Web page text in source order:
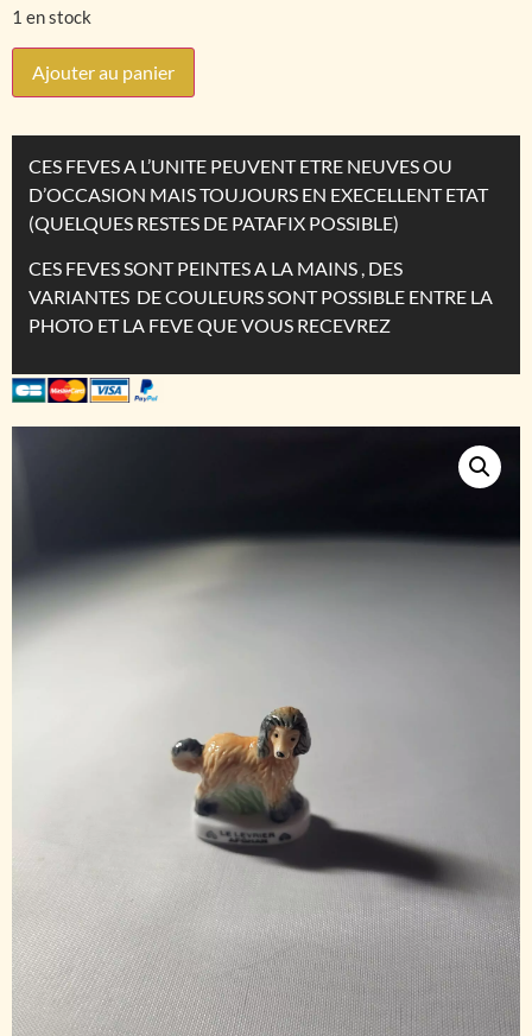
1 en stock
Ajouter au panier
CES FEVES A L’UNITE PEUVENT ETRE NEUVES OU
D’OCCASION MAIS TOUJOURS EN EXECELLENT ETAT
(QUELQUES RESTES DE PATAFIX POSSIBLE)
CES FEVES SONT PEINTES A LA MAINS , DES
VARIANTES DE COULEURS SONT POSSIBLE ENTRE LA
PHOTO ET LA FEVE QUE VOUS RECEVREZ